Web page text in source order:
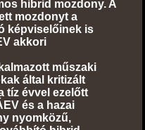
hibrid mozdony. A
mozdonyt a
képviselőinek is
akkori
műszaki
által kritizált
tíz évvel ezelőtt
és a hazai
nyomközű,